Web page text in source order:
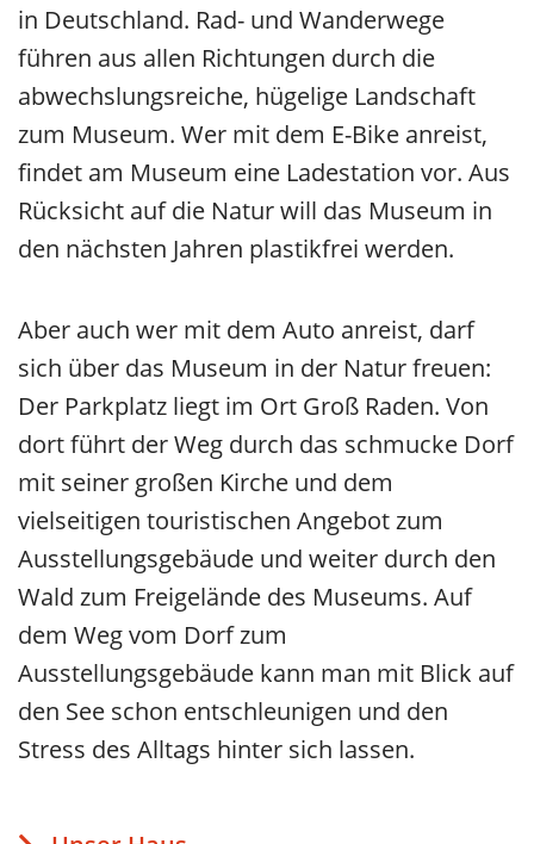
in Deutschland. Rad- und Wanderwege
führen aus allen Richtungen durch die
abwechslungsreiche, hügelige Landschaft
zum Museum. Wer mit dem E-Bike anreist,
findet am Museum eine Ladestation vor. Aus
Rücksicht auf die Natur will das Museum in
den nächsten Jahren plastikfrei werden.
Aber auch wer mit dem Auto anreist, darf
sich über das Museum in der Natur freuen:
Der Parkplatz liegt im Ort Groß Raden. Von
dort führt der Weg durch das schmucke Dorf
mit seiner großen Kirche und dem
vielseitigen touristischen Angebot zum
Ausstellungsgebäude und weiter durch den
Wald zum Freigelände des Museums. Auf
dem Weg vom Dorf zum
Ausstellungsgebäude kann man mit Blick auf
den See schon entschleunigen und den
Stress des Alltags hinter sich lassen.